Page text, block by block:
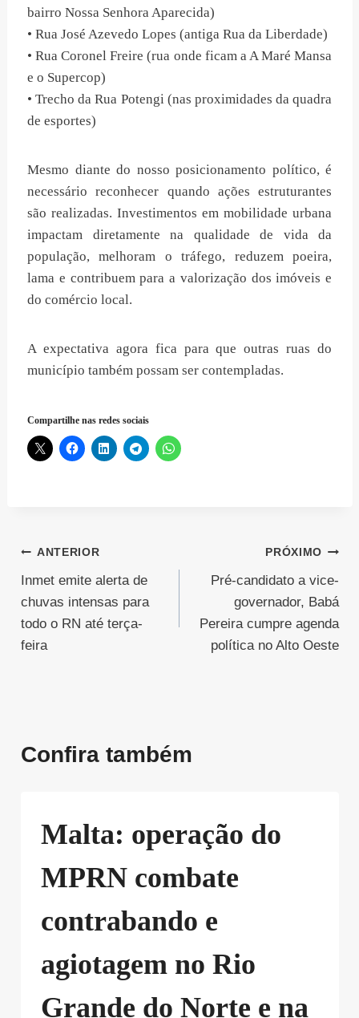
bairro Nossa Senhora Aparecida)
• Rua José Azevedo Lopes (antiga Rua da Liberdade)
• Rua Coronel Freire (rua onde ficam a A Maré Mansa
e o Supercop)
• Trecho da Rua Potengi (nas proximidades da quadra
de esportes)
Mesmo diante do nosso posicionamento político, é
necessário reconhecer quando ações estruturantes
são realizadas. Investimentos em mobilidade urbana
impactam diretamente na qualidade de vida da
população, melhoram o tráfego, reduzem poeira,
lama e contribuem para a valorização dos imóveis e
do comércio local.
A expectativa agora fica para que outras ruas do
município também possam ser contempladas.
Compartilhe nas redes sociais
Navegação
de
Post
ANTERIOR
Inmet emite alerta de
chuvas intensas para
todo o RN até terça-
feira
PRÓXIMO
Pré-candidato a vice-
governador, Babá
Pereira cumpre agenda
política no Alto Oeste
Confira também
Malta: operação do
MPRN combate
contrabando e
agiotagem no Rio
Grande do Norte e na